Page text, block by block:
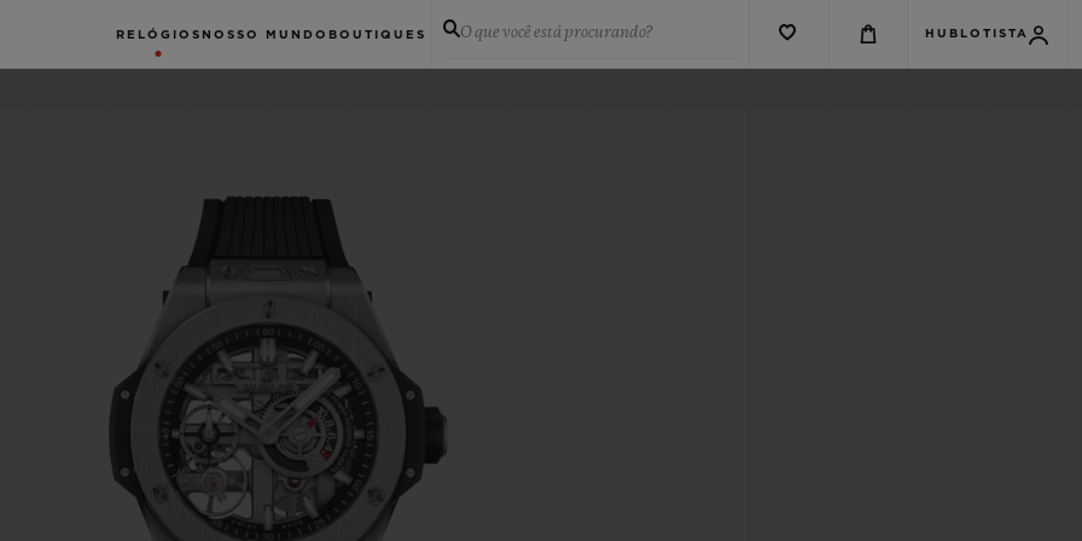
RELÓGIOS NOSSO MUNDO BOUTIQUES O que você está procurando? HUBLOTISTA